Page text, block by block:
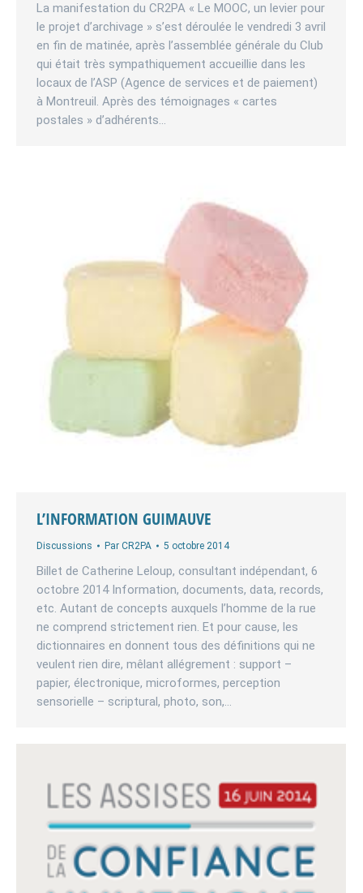
La manifestation du CR2PA « Le MOOC, un levier pour
le projet d’archivage » s’est déroulée le vendredi 3 avril
en fin de matinée, après l’assemblée générale du Club
qui était très sympathiquement accueillie dans les
locaux de l’ASP (Agence de services et de paiement)
à Montreuil. Après des témoignages « cartes
postales » d’adhérents…
L’INFORMATION GUIMAUVE
Discussions Par CR2PA 5 octobre 2014
Billet de Catherine Leloup, consultant indépendant, 6
octobre 2014 Information, documents, data, records,
etc. Autant de concepts auxquels l’homme de la rue
ne comprend strictement rien. Et pour cause, les
dictionnaires en donnent tous des définitions qui ne
veulent rien dire, mêlant allégrement : support –
papier, électronique, microformes, perception
sensorielle – scriptural, photo, son,…